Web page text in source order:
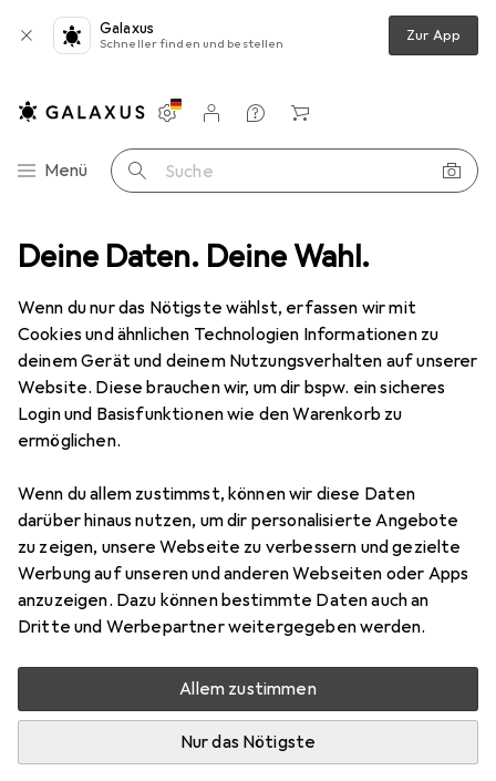
Deine Daten. Deine Wahl.
Wenn du nur das Nötigste wählst, erfassen wir mit
Cookies und ähnlichen Technologien Informationen zu
deinem Gerät und deinem Nutzungsverhalten auf unserer
Website. Diese brauchen wir, um dir bspw. ein sicheres
Login und Basisfunktionen wie den Warenkorb zu
ermöglichen.
Wenn du allem zustimmst, können wir diese Daten
darüber hinaus nutzen, um dir personalisierte Angebote
zu zeigen, unsere Webseite zu verbessern und gezielte
Werbung auf unseren und anderen Webseiten oder Apps
anzuzeigen. Dazu können bestimmte Daten auch an
Dritte und Werbepartner weitergegeben werden.
Allem zustimmen
Nur das Nötigste
Galaxus
Schneller finden und bestellen Zur App
Navigation nach Kategorien
Menü Suche
Einstellungen
Kundenkonto
Vergleichslisten
Merklisten
Warenkorb
Peripherie Videokonferenz + Telefonie
Gebraucht Telefon